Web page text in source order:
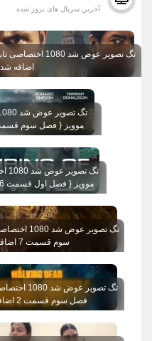
آخرین سریال های بروز شده
اضافه
موویز { فصل سوم قسمت 3 اضافه
موویز { فصل اول قسمت 6 اضافه شد }
تگ تصویر
سوم قسمت 7 اضافه شد }
تگ تصویر
فصل سوم قسمت 2 اضافه شد }